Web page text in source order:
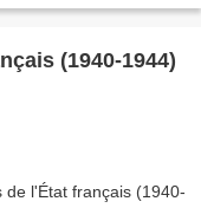
(1940-1944)